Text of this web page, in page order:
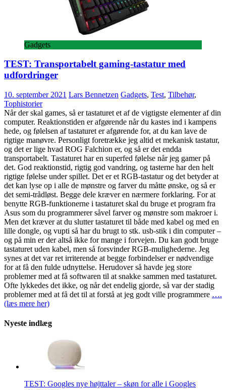
Gadgets
TEST: Transportabelt gaming-tastatur med
udfordringer
10. september 2021 Lars Bennetzen Gadgets, Test, Tilbehør,
Tophistorier
Når der skal games, så er tastaturet et af de vigtigste elementer af din
computer. Reaktionstiden er afgørende når du kastes ind i kampens
hede, og følelsen af tastaturet er afgørende for, at du kan lave de
rigtige manøvre. Personligt foretrække jeg altid et mekanisk tastatur,
og det er lige hvad ROG Falchion er, og så er det endda
transportabelt. Tastaturet har en superfed følelse når jeg gamer på
det. God reaktionstid, rigtig god vandring, og tasterne har den helt
rigtige følelse under spillet. Det er et RGB-tastatur og det betyder at
det kan lyse op i alle de mønstre og farver du måtte ønske, og så er
det semi-trådløst. Begge dele kræver en nærmere forklaring. For at
benytte RGB-funktionerne i tastaturet skal du bruge et program fra
Asus som du programmerer såvel farver og mønstre som makroer i.
Men det kræver at du slutter tastaturet til både med kabel og med en
lille dongle, og vupti så har du brugt to stk. usb-stik i din computer –
og på min er der altså ikke for mange i forvejen. Du kan godt bruge
tastaturet uden kabel, men så forsvinder RGB-mulighederne. Jeg
synes at det var ret irriterende at begge forbindelser er nødvendige
for at få den fulde udnyttelse. Herudover så havde jeg store
problemer med at få softwaren til at snakke sammen med tastaturet.
Ofte lykkedes det ikke, og når det endelig gjorde, så var der stadig
problemer med at få det til at forstå at jeg godt ville programmere ….
(læs mere her)
Nyeste indlæg
TEST: Googles nye højttaler – skøn for alle i Googles